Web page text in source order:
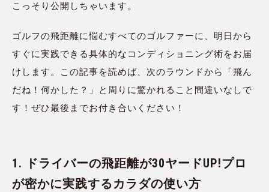
こっそり公開しちゃいます。
ゴルフの飛距離に悩むすべてのゴルファーに、明日から
すぐに実践できる具体的なコンディショニング術をお届
けします。この記事を読めば、次のラウンドから「飛ん
だね！何かした？」と周りに驚かれること間違いなしで
す！ぜひ最後までお付き合いください！
1. ドライバーの飛距離が30ヤードUP!プロ
が密かに実践するカラダの使い方